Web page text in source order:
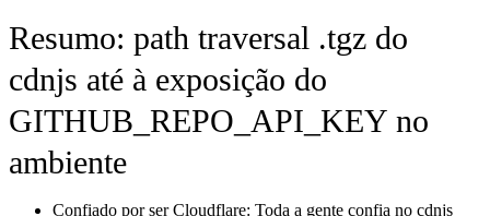
Resumo: path traversal .tgz do
cdnjs até à exposição do
GITHUB_REPO_API_KEY no
ambiente
Confiado por ser Cloudflare: Toda a gente confia no cdnjs